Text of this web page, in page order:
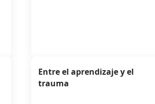
Entre el aprendizaje y el
trauma